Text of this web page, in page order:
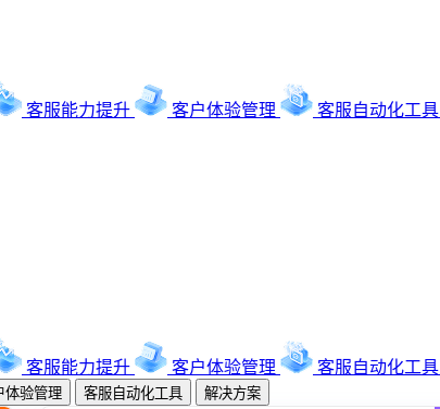
客服能力提升 客户体验管理 客服自动化工具
客服能力提升 客户体验管理 客服自动化工具
体验管理 客服自动化工具 解决方案